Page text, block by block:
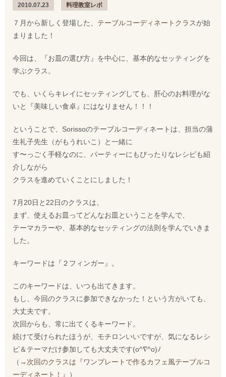
2010.07.23 料理教室レポ
７月から新しく登場した、 テーブルコーディネートクラスが始
まりました！
今回は、『お皿の選び方』を中心に、基本的なセッティングを
学ぶクラス。
でも、いくらキレイにセッティングしても、肝心のお料理がな
いと『美味しい食卓』にはなりません！！！
ということで、Sorissoのテーブルコーディネートは、担当の蒲
生礼子先生（がもうれいこ）と一緒に
す〜っごく手軽なのに、パーティーにもぴったりなレシピも紹
介しながら
クラスを進めていくことにしました！
7月20日と22日のクラスは、
まず、使えるお皿ってどんなお皿ということを学んで、
テーマカラーや、基本的なセッティングの法則を学んでいきま
した。
キーワードは『２フィンガー』。
このキーワードは、いつも出てきます。
もし、今回のクラスに参加できなかった！という方がいても、
大丈夫です。
次回からも、常に出てくるキーワード。
続けて受けられたほうが、モチロンいいですが、気になるレシ
ピ＆テーマだけ参加しても大丈夫です(o^∇^o)ﾉ
（ →次回のクラスは『ワンプレートで作るカフェ風テーブルコ
ーディネート！』
）